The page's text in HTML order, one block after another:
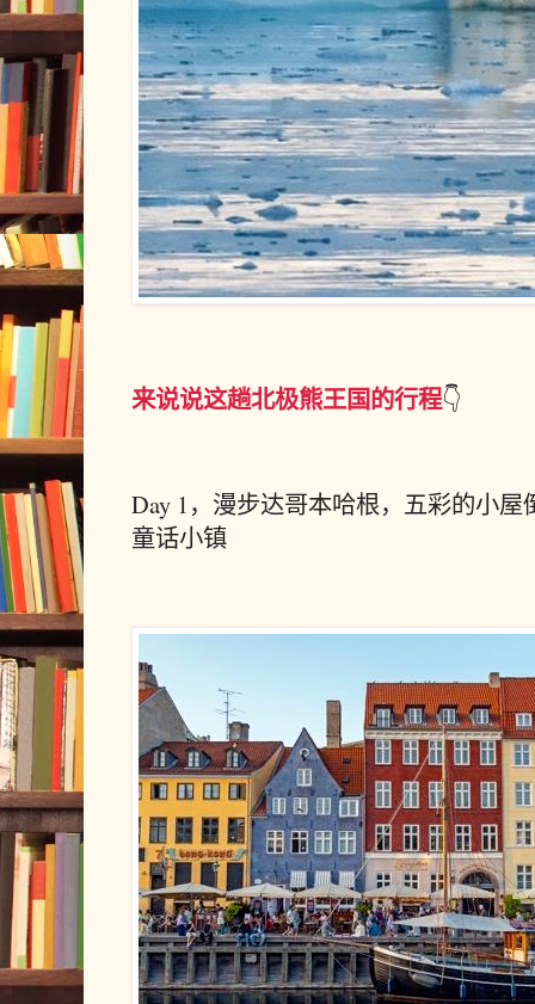
来说说这趟北极熊王国的行程👇
Day 1，漫步达哥本哈根，五彩的小
童话小镇